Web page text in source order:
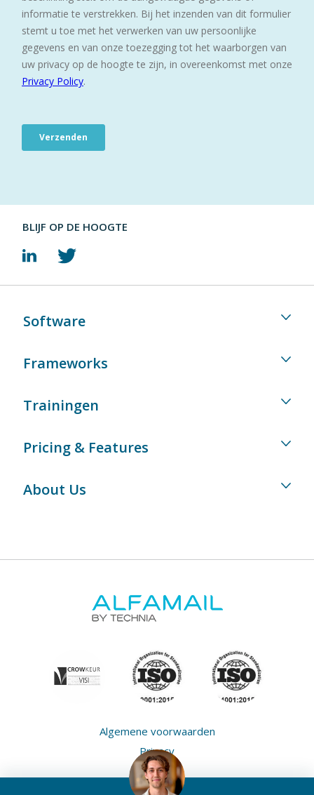
BLIJF OP DE HOOGTE
Software
Frameworks
Trainingen
Pricing & Features
About Us
Algemene voorwaarden
Privacy
Cookies